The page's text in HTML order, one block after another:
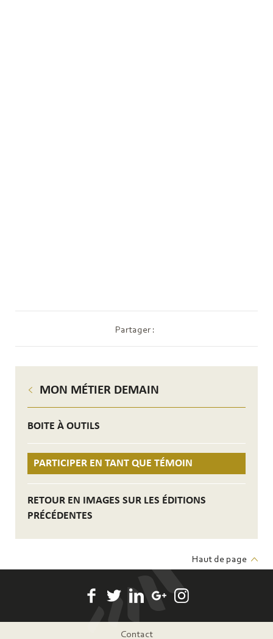
MON MÉTIER DEMAIN
BOITE À OUTILS
PARTICIPER EN TANT QUE TÉMOIN
RETOUR EN IMAGES SUR LES ÉDITIONS
PRÉCÉDENTES
Partager :
Haut de page
Contact